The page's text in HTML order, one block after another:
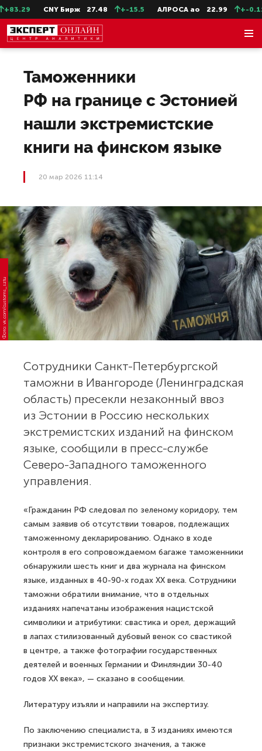
CNY Бирж 27.48 +-15.5 АЛРОСА ао 22.99 +-0.11
Таможенники
РФ на границе с Эстонией
нашли экстремистские
книги на финском языке
20 мар 2026 11:14
Фото: vk.com/customs_sztu
Сотрудники Санкт-Петербургской
таможни в Ивангороде (Ленинградская
область) пресекли незаконный ввоз
из Эстонии в Россию нескольких
экстремистских изданий на финском
языке, сообщили в пресс-службе
Северо-Западного таможенного
управления.
«Гражданин РФ следовал по зеленому коридору, тем
самым заявив об отсутствии товаров, подлежащих
таможенному декларированию. Однако в ходе
контроля в его сопровождаемом багаже таможенники
обнаружили шесть книг и два журнала на финском
языке, изданных в 40-90-х годах XX века. Сотрудники
таможни обратили внимание, что в отдельных
изданиях напечатаны изображения нацистской
символики и атрибутики: свастика и орел, держащий
в лапах стилизованный дубовый венок со свастикой
в центре, а также фотографии государственных
деятелей и военных Германии и Финляндии 30-40
годов XX века», — сказано в сообщении.
Литературу изъяли и направили на экспертизу.
По заключению специалиста, в 3 изданиях имеются
признаки экстремистского значения, а также